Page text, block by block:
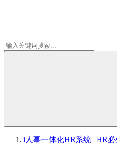
i人事一体化HR系统 | HR